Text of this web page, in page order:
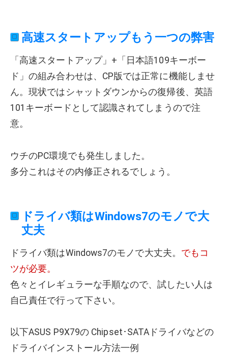
高速スタートアップもう一つの弊害
「高速スタートアップ」+「日本語109キーボー
ド」の組み合わせは、CP版では正常に機能しませ
ん。現状ではシャットダウンからの復帰後、英語
101キーボードとして認識されてしまうので注
意。
ウチのPC環境でも発生しました。
多分これはその内修正されるでしょう。
ドライバ類はWindows7のモノで大
丈夫
ドライバ類はWindows7のモノで大丈夫。 でもコ
ツが必要。
色々とイレギュラーな手順なので、試したい人は
自己責任で行って下さい。
以下ASUS P9X79の Chipset･SATAドライバなどの
ドライバインストール方法一例